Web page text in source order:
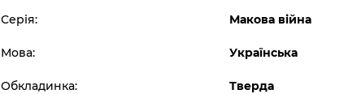
Серія: Макова війна
Мова: Українська
Обкладинка: Тверда